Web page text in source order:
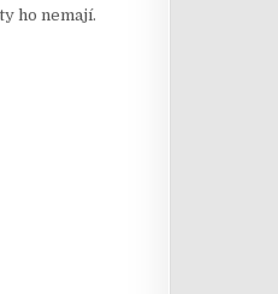
ho nemají.